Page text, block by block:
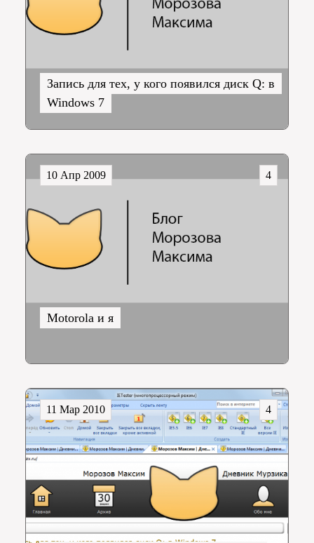
Запись для тех, у кого появился диск Q: в
Windows 7
Motorola и я
4
10 Апр 2009
4
11 Мар 2010